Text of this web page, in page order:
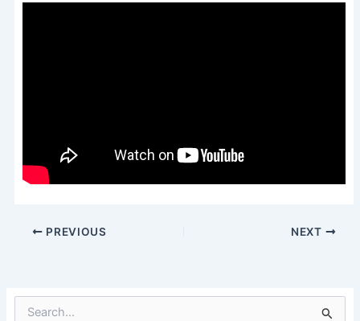
PREVIOUS NEXT